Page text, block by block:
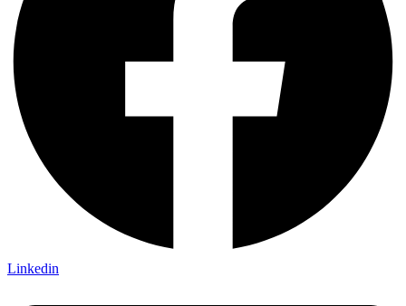
Linkedin